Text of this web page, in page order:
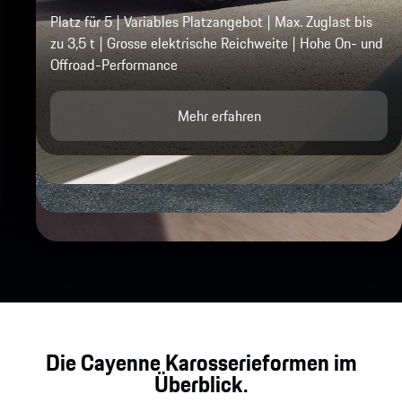
Platz für 5 | Variables Platzangebot | Max. Zuglast bis
zu 3,5 t | Grosse elektrische Reichweite | Hohe On- und
Offroad-Performance
Mehr erfahren
Die Cayenne Karosserieformen im
Überblick.